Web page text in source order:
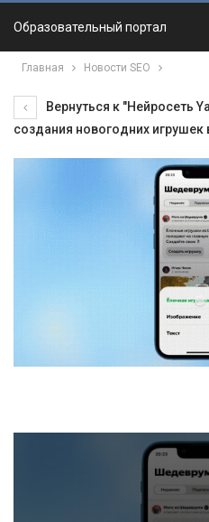
Образовательный портал
Главная Новости SEO
Вернуться к "Нейросеть
создания новогодних